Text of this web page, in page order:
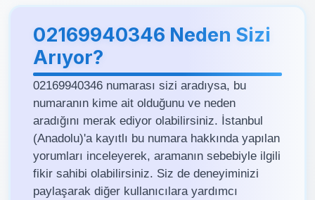
02169940346 Neden Sizi
Arıyor?
02169940346 numarası sizi aradıysa, bu
numaranın kime ait olduğunu ve neden
aradığını merak ediyor olabilirsiniz. İstanbul
(Anadolu)'a kayıtlı bu numara hakkında yapılan
yorumları inceleyerek, aramanın sebebiyle ilgili
fikir sahibi olabilirsiniz. Siz de deneyiminizi
paylaşarak diğer kullanıcılara yardımcı